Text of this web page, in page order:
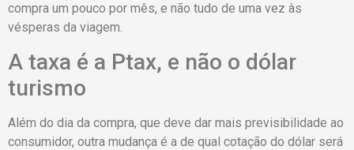
compra um pouco por mês, e não tudo de uma vez às
vésperas da viagem.
A taxa é a Ptax, e não o dólar
turismo
Além do dia da compra, que deve dar mais previsibilidade ao
consumidor, outra mudança é a de qual cotação do dólar será